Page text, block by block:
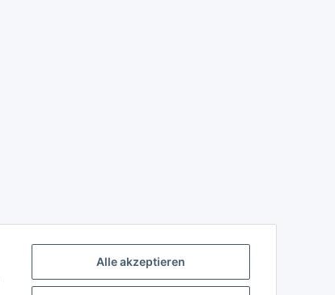
Alle akzeptieren